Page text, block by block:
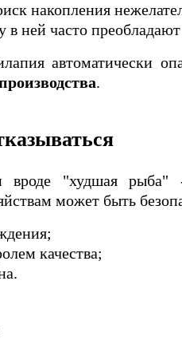
накопления
в ней часто
автоматически
.
вроде "худшая рыба"
может быть
качества;